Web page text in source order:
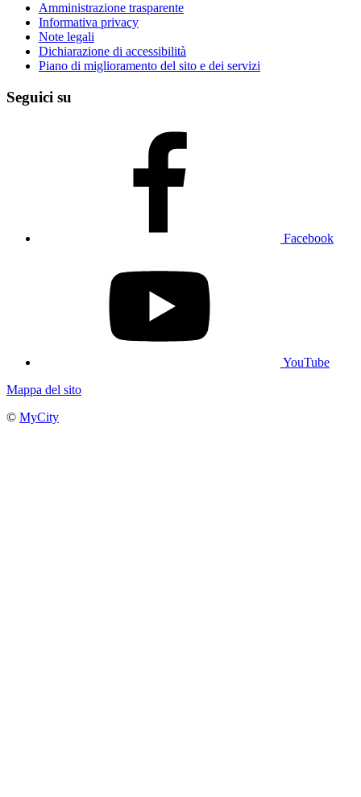
Amministrazione trasparente
Informativa privacy
Note legali
Dichiarazione di accessibilità
Piano di miglioramento del sito e dei servizi
Seguici su
Facebook
YouTube
Mappa del sito
© MyCity